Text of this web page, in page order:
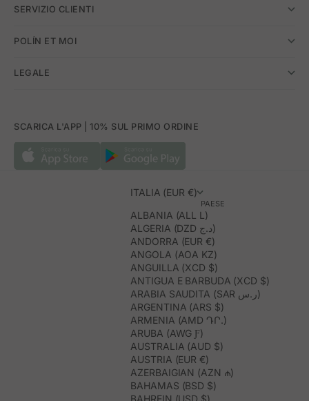
SERVIZIO CLIENTI
POLÍN ET MOI
LEGALE
SCARICA L'APP | 10% SUL PRIMO ORDINE
ITALIA (EUR €)
PAESE
ALBANIA (ALL L)
ALGERIA (DZD د.ج)
ANDORRA (EUR €)
ANGOLA (AOA KZ)
ANGUILLA (XCD $)
ANTIGUA E BARBUDA (XCD $)
ARABIA SAUDITA (SAR ر.س)
ARGENTINA (ARS $)
ARMENIA (AMD ԴՐ.)
ARUBA (AWG Ƒ)
AUSTRALIA (AUD $)
AUSTRIA (EUR €)
AZERBAIGIAN (AZN ₼)
BAHAMAS (BSD $)
BAHREIN (USD $)